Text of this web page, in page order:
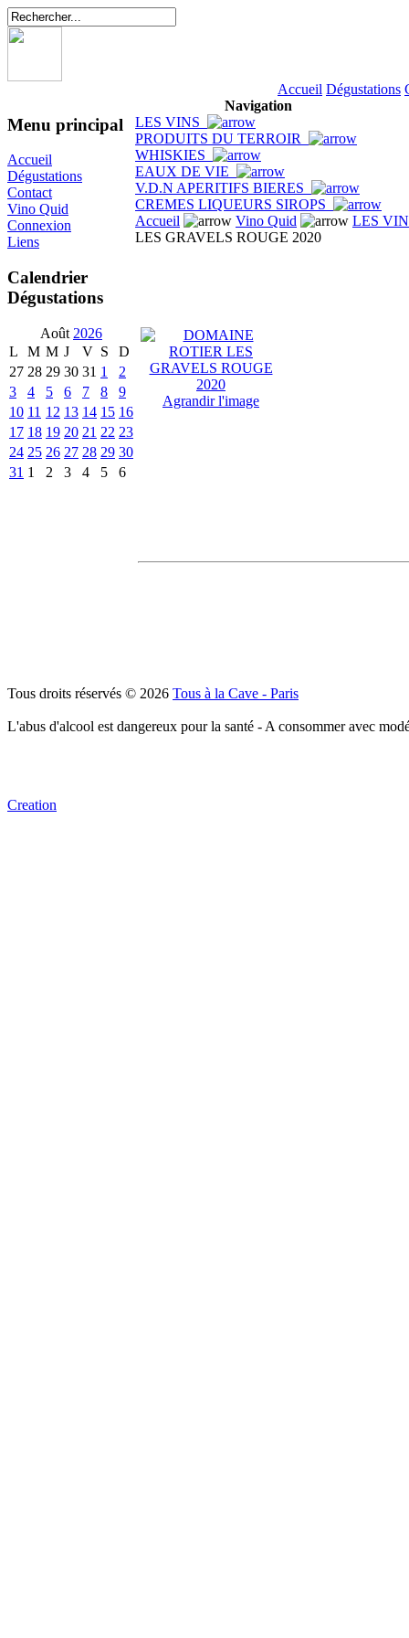
Accueil Dégustations
Menu principal
Accueil
Dégustations
Contact
Vino Quid
Connexion
Liens
Calendrier
Dégustations
Août 2026
L
M M J V S
D
27 28 29 30 31 1
2
3
4 5 6 7 8
9
10 11 12 13 14 15 16
17 18 19 20 21 22 23
24 25 26 27 28 29 30
31 1 2 3 4 5 6
Navigation
LES VINS
PRODUITS DU TERROIR
WHISKIES
EAUX DE VIE
V.D.N APERITIFS BIERES
CREMES LIQUEURS SIROPS
Accueil
Vino Quid
LES
LES GRAVELS ROUGE 2020
Agrandir l'image
Tous droits réservés © 2026 Tous à la Cave - Paris
L'abus d'alcool est dangereux pour la santé - A consommer avec
Creation